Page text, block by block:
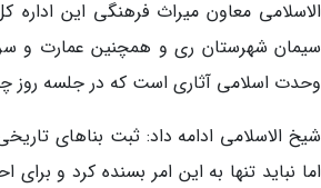
سیمان شهرستان ری و همچنین عمارت و
وحدت اسلامی آثاری است که در جلسه روز چهارشنبه 14 آذر در کمیته فهرست آثار
شیخ الاسلامی ادامه داد: ثبت بناهای
اما نباید تنها به این امر بسنده کرد و